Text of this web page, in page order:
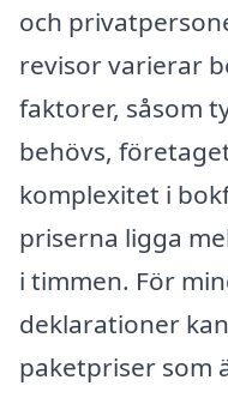
och
revisor varierar
faktorer, såsom
behövs,
komplexitet i
priserna ligga
i timmen. För
deklarationer
paketpriser som